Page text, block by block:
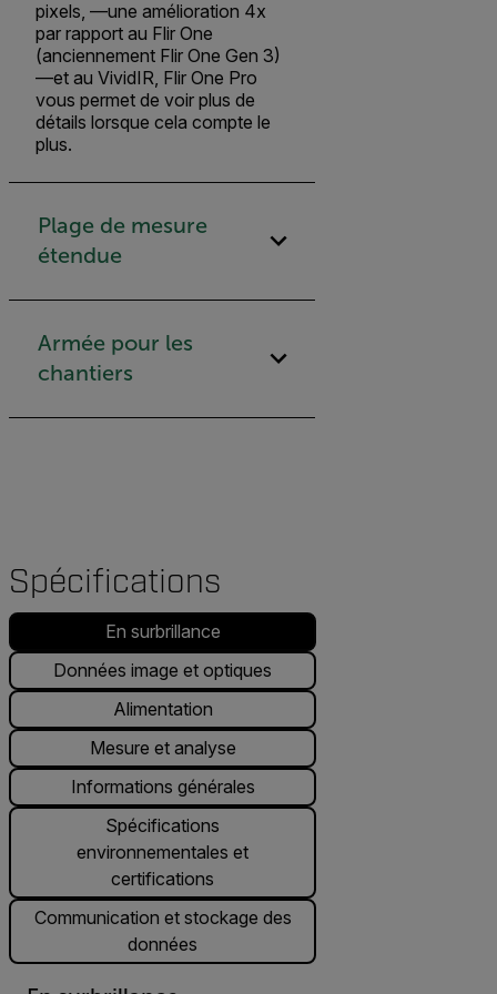
pixels, —une amélioration 4x
par rapport au Flir One
(anciennement Flir One Gen 3)
—et au VividIR, Flir One Pro
vous permet de voir plus de
détails lorsque cela compte le
plus.
Plage de mesure
étendue
Armée pour les
chantiers
Spécifications
En surbrillance
Données image et optiques
Alimentation
Mesure et analyse
Informations générales
Spécifications
environnementales et
certifications
Communication et stockage des
données